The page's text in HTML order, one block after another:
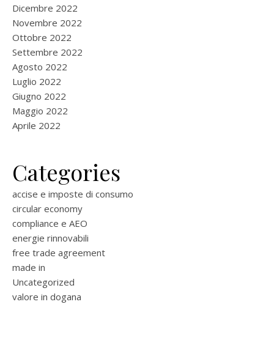
Dicembre 2022
Novembre 2022
Ottobre 2022
Settembre 2022
Agosto 2022
Luglio 2022
Giugno 2022
Maggio 2022
Aprile 2022
Categories
accise e imposte di consumo
circular economy
compliance e AEO
energie rinnovabili
free trade agreement
made in
Uncategorized
valore in dogana